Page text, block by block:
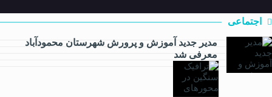
اجتماعی
مدیر جدید آموزش و پرورش شهرستان محمودآباد
معرفی شد